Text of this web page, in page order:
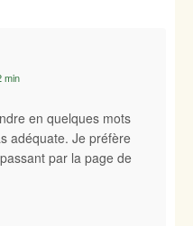
min
en quelques mots
adéquate. Je préfère
par la page de